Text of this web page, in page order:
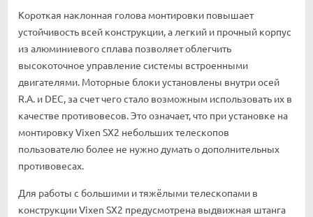
Короткая наклонная голова монтировки повышает
устойчивость всей конструкции, а легкий и прочный корпус
из алюминиевого сплава позволяет облегчить
высокоточное управление системы встроенными
двигателями. Моторные блоки установлены внутри осей
R.A. и DEC, за счет чего стало возможным использовать их в
качестве противовесов. Это означает, что при установке на
монтировку Vixen SX2 небольших телескопов
пользователю более не нужно думать о дополнительных
противовесах.
Для работы с большими и тяжёлыми телескопами в
конструкции Vixen SX2 предусмотрена выдвижная штанга